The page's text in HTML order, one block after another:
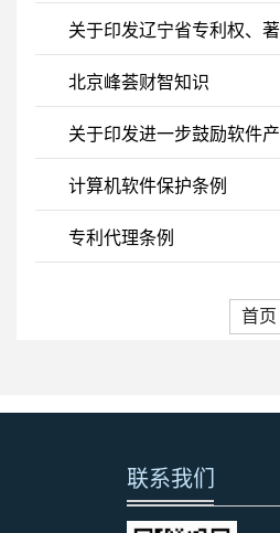
关于印发辽宁省专利权、
北京峰荟财智知识
关于印发进一步鼓励软件
计算机软件保护条例
专利代理条例
首页
联系我们